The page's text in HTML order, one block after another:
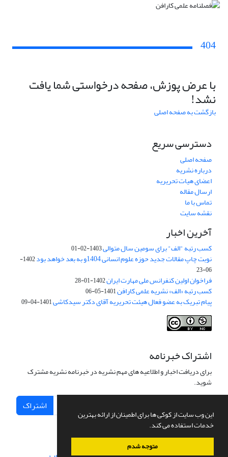
این وب سایت از کوکی ها برای اطمینان از ارائه بهترین
خدمات استفاده می کند.
متوجه شدم
404
با عرض پوزش، صفحه درخواستی شما یافت
نشد!
بازگشت به صفحه اصلی
دسترسی سریع
صفحه اصلی
درباره نشریه
اعضای هیات تحریریه
ارسال مقاله
تماس با ما
نقشه سایت
آخرین اخبار
کسب رتبه "الف" برای سومین سال متوالی1403-02-01
نوبت چاپ مقالات جدید حوزه علوم انسانی 1404و به بعد خواهد بود
1402-
06-23
فراخوان اولین کنفرانس ملی مهارت ایران1402-01-28
کسب رتبه «الف» نشریه علمی کارافن1401-05-06
پیام تبریک به عضو فعال هیئت تحریریه آقای دکتر سیدکاشی1401-04-09
اشتراک خبرنامه
برای دریافت اخبار و اطلاعیه های مهم نشریه در خبرنامه نشریه مشترک
شوید.
اشتراک